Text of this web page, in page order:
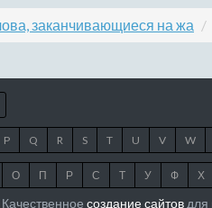
заканчивающиеся на жа
P Q R S T U V W
О П Р С Т У Ф Х
Качественное создание сайтовдля